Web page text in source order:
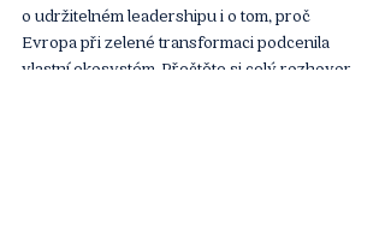
o udržitelném leadershipu i o tom, proč
Evropa při zelené transformaci podcenila
vlastní ekosystém. Přečtěte si celý rozhovor